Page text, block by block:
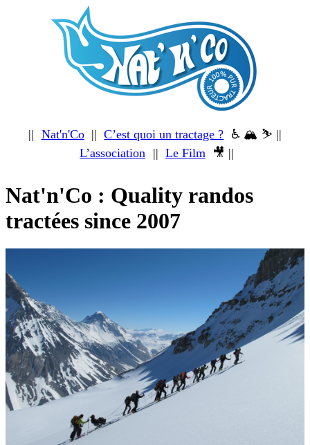
|| Nat'n'Co || C’est quoi un tractage ? ♿ 🏔 ⛷ ||
L’association || Le Film 🎥 ||
Nat'n'Co : Quality randos
tractées since 2007